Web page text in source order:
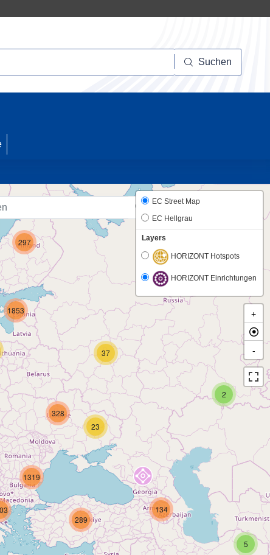
Suchen
2
5
134
297
23
37
328
289
1319
1853
EC Street Map
EC Hellgrau
Layers
HORIZONT Hotspots
HORIZONT Einrichtungen
+
-